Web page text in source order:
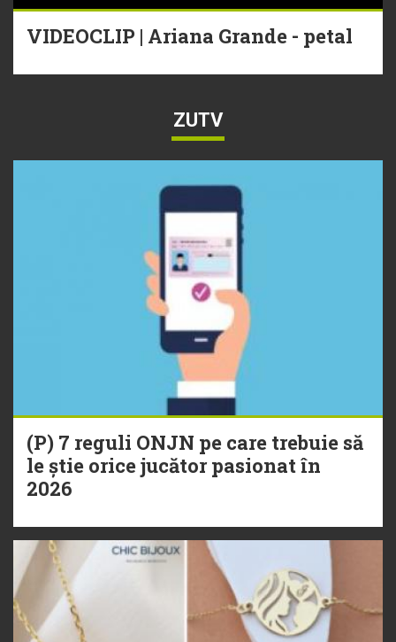
VIDEOCLIP | Ariana Grande - petal
ZUTV
(P) 7 reguli ONJN pe care trebuie să
le știe orice jucător pasionat în
2026